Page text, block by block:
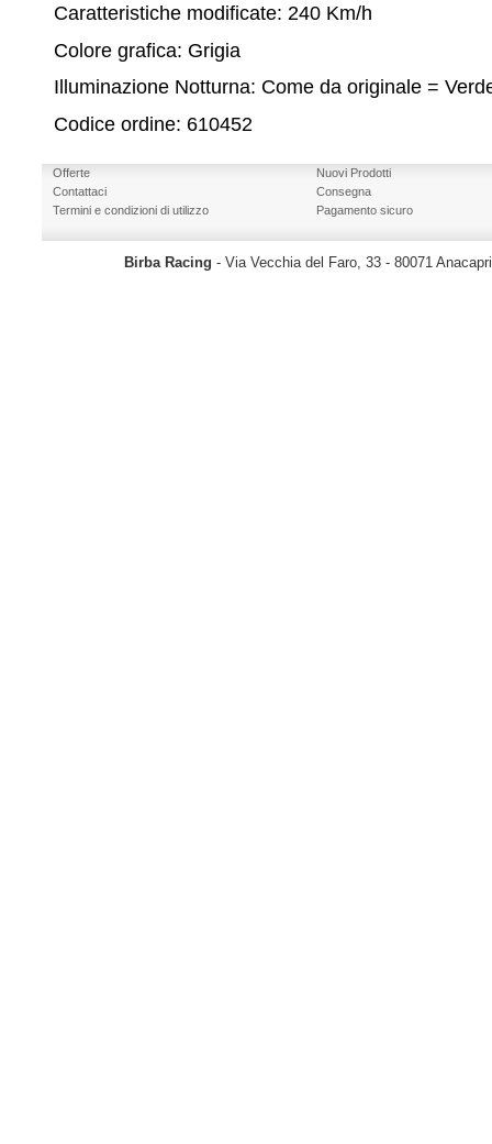
Caratteristiche modificate: 240 Km/h
Colore grafica: Grigia
Illuminazione Notturna: Come da originale =
Codice ordine: 610452
Offerte
Nuovi Prodotti
Contattaci
Consegna
Termini e condizioni di utilizzo
Pagamento sicuro
Birba Racing - Via Vecchia del Faro, 33 - 80071